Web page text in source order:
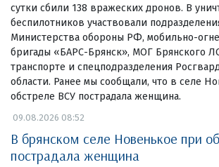
сутки сбили 138 вражеских дронов. В
беспилотников участвовали
Министерства обороны РФ, мобильно-
бригады «БАРС-Брянск», МОГ Брянского
транспорте и спецподразделения
области. Ранее мы сообщали, что в селе
обстреле ВСУ пострадала женщина.
09.08.2026 08:52
В брянском селе Новенькое при
пострадала женщина